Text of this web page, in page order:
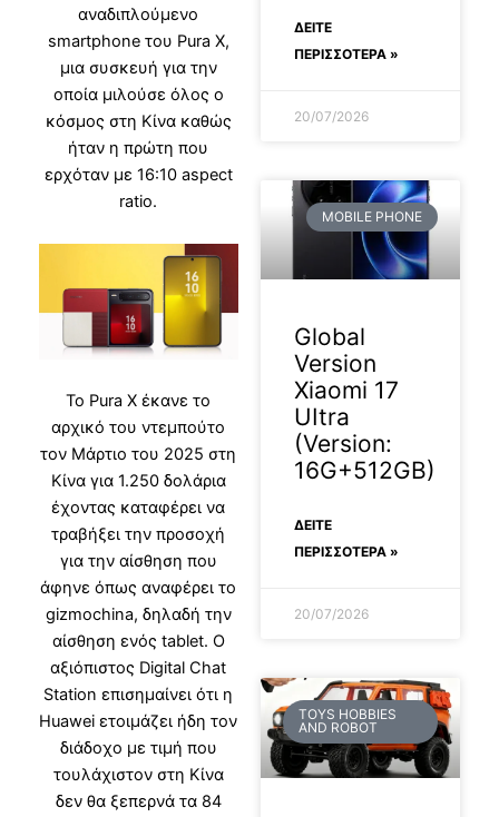
αναδιπλούμενο
smartphone του Pura X,
μια συσκευή για την
οποία μιλούσε όλος ο
κόσμος στη Κίνα καθώς
ήταν η πρώτη που
ερχόταν με 16:10 aspect
ratio.
Το Pura X έκανε το
αρχικό του ντεμπούτο
τον Μάρτιο του 2025 στη
Κίνα για 1.250 δολάρια
έχοντας καταφέρει να
τραβήξει την προσοχή
για την αίσθηση που
άφηνε όπως αναφέρει το
gizmochina, δηλαδή την
αίσθηση ενός tablet. O
αξιόπιστος Digital Chat
Station επισημαίνει ότι η
Huawei ετοιμάζει ήδη τον
διάδοχο με τιμή που
τουλάχιστον στη Κίνα
δεν θα ξεπερνά τα 84
ΔΕΊΤΕ
ΠΕΡΙΣΣΟΤΕΡΑ »
20/07/2026
MOBILE PHONE
Global
Version
Xiaomi 17
UItra
(Version:
16G+512GB)
ΔΕΊΤΕ
ΠΕΡΙΣΣΟΤΕΡΑ »
20/07/2026
TOYS HOBBIES
AND ROBOT